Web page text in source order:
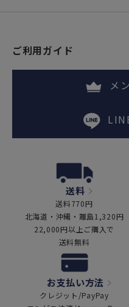
ご利用ガイド
メ
送料
送料770円
北海道・沖縄・離島1,320円
22,000円以上ご購入で
送料無料
お支払い方法
クレジット/PayPay